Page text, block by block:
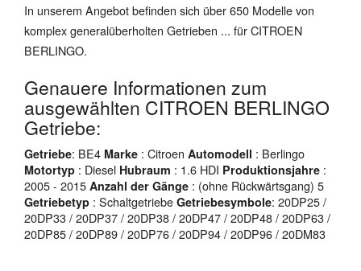
In unserem Angebot befinden sich über 650 Modelle von
komplex generalüberholten Getrieben ... für CITROEN
BERLINGO.
Genauere Informationen zum
ausgewählten CITROEN BERLINGO
Getriebe:
Getriebe: BE4 Marke : Citroen Automodell : Berlingo
Motortyp : Diesel Hubraum : 1.6 HDI Produktionsjahre :
2005 - 2015 Anzahl der Gänge : (ohne Rückwärtsgang) 5
Getriebetyp : Schaltgetriebe Getriebesymbole: 20DP25 /
20DP33 / 20DP37 / 20DP38 / 20DP47 / 20DP48 / 20DP63 /
20DP85 / 20DP89 / 20DP76 / 20DP94 / 20DP96 / 20DM83